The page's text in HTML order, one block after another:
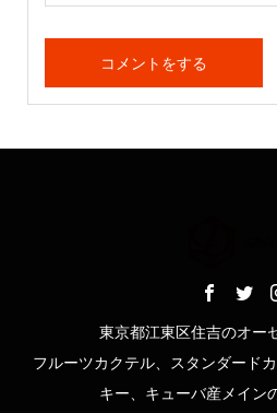
東京都江東区住吉のオー
フルーツカクテル、スタンダード
キー、キューバ産メイン